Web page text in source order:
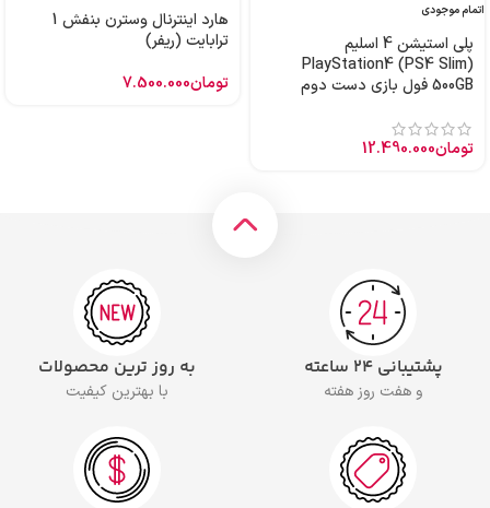
اتمام موجودی
پلی استیشن 4 اسلیم
PlayStation4 (PS4 Slim)
500GB فول بازی دست دوم
تومان12.490.000
هارد اینترنال وسترن بنفش 1
ترابایت (ریفر)
تومان7.500.000
پشتیبانی ۲۴ ساعته
و هفت روز هفته
به روز ترین محصولات
با بهترین کیفیت